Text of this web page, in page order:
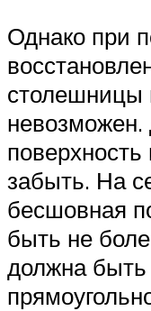
Однако при
столешницы
забыть. На
бесшовная
быть не
должна быть